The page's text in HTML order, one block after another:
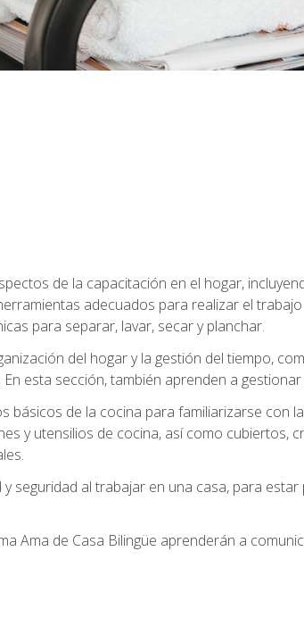
de la capacitación en el hogar,
adecuados para realizar el
para separar, lavar, secar y planchar.
del hogar y la gestión del tiempo,
esta sección, también aprenden a
básicos de la cocina para familiarizarse con
y utensilios de cocina, así como cubiertos,
seguridad al trabajar en una casa, para
Ama de Casa Bilingüe aprenderán a